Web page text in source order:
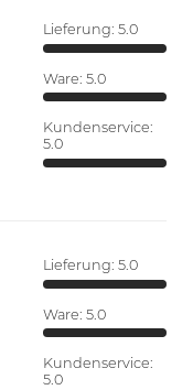
Lieferung: 5.0
Ware: 5.0
Kundenservice:
5.0
Lieferung: 5.0
Ware: 5.0
Kundenservice:
5.0